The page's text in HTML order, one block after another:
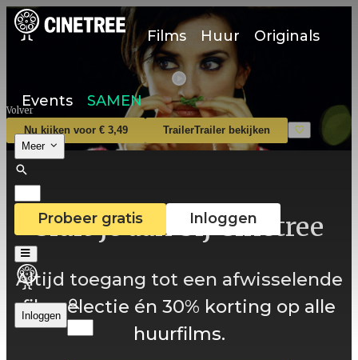
Films Huur Originals
Events SAMEN
Meer
Probeer gratis Inloggen
Inloggen
Volver
Nu kijken voor € 3,49 TrailerTrailer bekijken
Sluit je aan bij Cinetree
Altijd toegang tot een afwisselende
filmselectie én 30% korting op alle
huurfilms.